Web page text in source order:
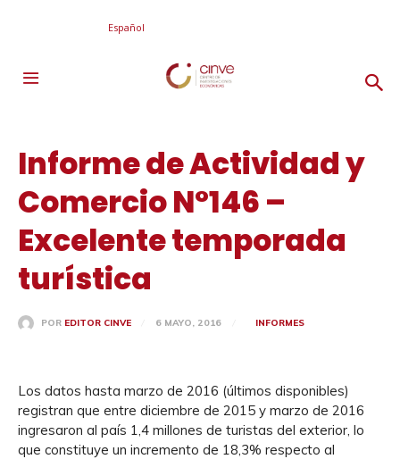
Español
Informe de Actividad y
Comercio N°146 –
Excelente temporada
turística
POR EDITOR CINVE 6 MAYO, 2016 INFORMES
Los datos hasta marzo de 2016 (últimos disponibles)
registran que entre diciembre de 2015 y marzo de 2016
ingresaron al país 1,4 millones de turistas del exterior, lo
que constituye un incremento de 18,3% respecto al